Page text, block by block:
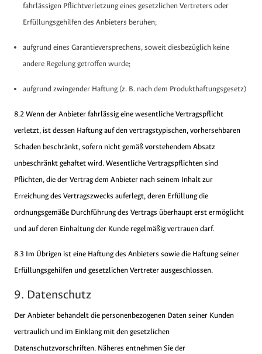
fahrlässigen Pflichtverletzung eines gesetzlichen Vertreters oder
Erfüllungsgehilfen des Anbieters beruhen;
aufgrund eines Garantieversprechens, soweit diesbezüglich keine
andere Regelung getroffen wurde;
aufgrund zwingender Haftung (z. B. nach dem Produkthaftungsgesetz)
8.2 Wenn der Anbieter fahrlässig eine wesentliche Vertragspflicht
verletzt, ist dessen Haftung auf den vertragstypischen, vorhersehbaren
Schaden beschränkt, sofern nicht gemäß vorstehendem Absatz
unbeschränkt gehaftet wird. Wesentliche Vertragspflichten sind
Pflichten, die der Vertrag dem Anbieter nach seinem Inhalt zur
Erreichung des Vertragszwecks auferlegt, deren Erfüllung die
ordnungsgemäße Durchführung des Vertrags überhaupt erst ermöglicht
und auf deren Einhaltung der Kunde regelmäßig vertrauen darf.
8.3 Im Übrigen ist eine Haftung des Anbieters sowie die Haftung seiner
Erfüllungsgehilfen und gesetzlichen Vertreter ausgeschlossen.
9. Datenschutz
Der Anbieter behandelt die personenbezogenen Daten seiner Kunden
vertraulich und im Einklang mit den gesetzlichen
Datenschutzvorschriften. Näheres entnehmen Sie der